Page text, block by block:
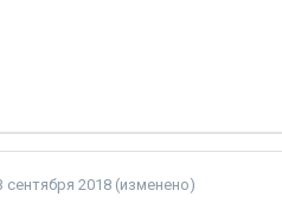
сентября 2018 (изменено)